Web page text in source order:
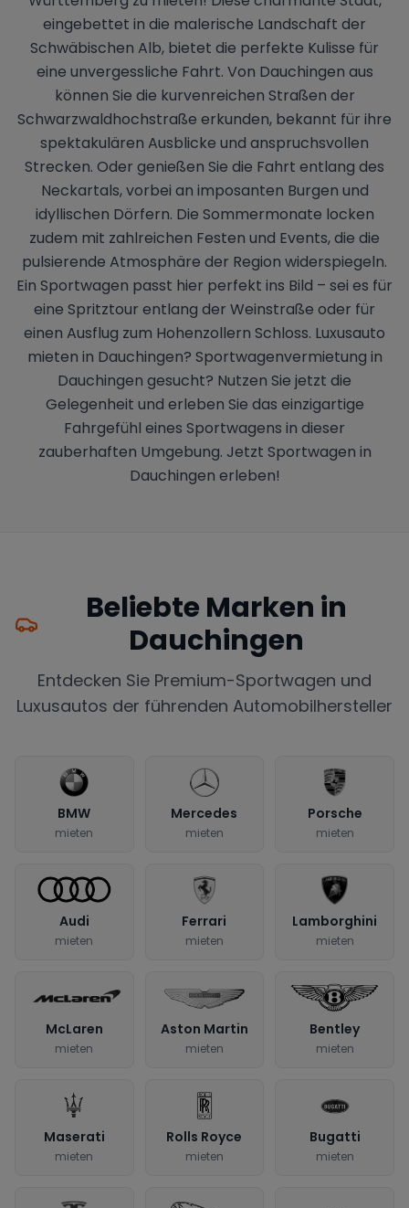
eingebettet in die malerische Landschaft der
Schwäbischen Alb, bietet die perfekte Kulisse für
eine unvergessliche Fahrt. Von Dauchingen aus
können Sie die kurvenreichen Straßen der
Schwarzwaldhochstraße erkunden, bekannt für ihre
spektakulären Ausblicke und anspruchsvollen
Strecken. Oder genießen Sie die Fahrt entlang des
Neckartals, vorbei an imposanten Burgen und
idyllischen Dörfern. Die Sommermonate locken
zudem mit zahlreichen Festen und Events, die die
pulsierende Atmosphäre der Region widerspiegeln.
Ein Sportwagen passt hier perfekt ins Bild – sei es für
eine Spritztour entlang der Weinstraße oder für
einen Ausflug zum Hohenzollern Schloss. Luxusauto
mieten in Dauchingen? Sportwagenvermietung in
Dauchingen gesucht? Nutzen Sie jetzt die
Gelegenheit und erleben Sie das einzigartige
Fahrgefühl eines Sportwagens in dieser
zauberhaften Umgebung. Jetzt Sportwagen in
Dauchingen erleben!
Beliebte Marken in
Dauchingen
Entdecken Sie Premium-Sportwagen und
Luxusautos der führenden Automobilhersteller
BMW
mieten
Mercedes
mieten
Porsche
mieten
Audi
mieten
Ferrari
mieten
Lamborghini
mieten
McLaren
mieten
Aston Martin
mieten
Bentley
mieten
Maserati
mieten
Rolls Royce
mieten
Bugatti
mieten